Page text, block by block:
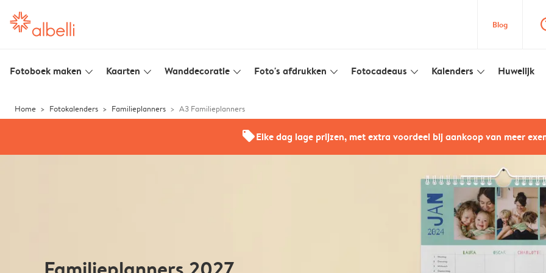
Blog
Fotoboek maken slim_arrow_down Kaarten slim_arrow_down Wanddecoratie slim_arrow_down Foto's afdrukken slim_arrow_down Fotocadeaus slim_arrow_down Kalenders slim_arrow_down Huwelijk
Home Fotokalenders Familieplanners A3 Familieplanners
offersElke dag lage prijzen, met extra voordeel bij aankoop van meer